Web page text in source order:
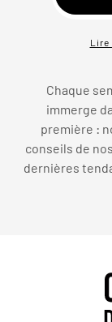
Lire
Chaque
immerge
première :
conseils de
dernières